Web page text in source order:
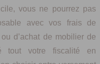
vous ne pourrez pas
avec vos frais de
d’achat de mobilier de
tout votre fiscalité en